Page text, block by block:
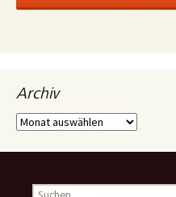
Archiv
Archiv
Suchen